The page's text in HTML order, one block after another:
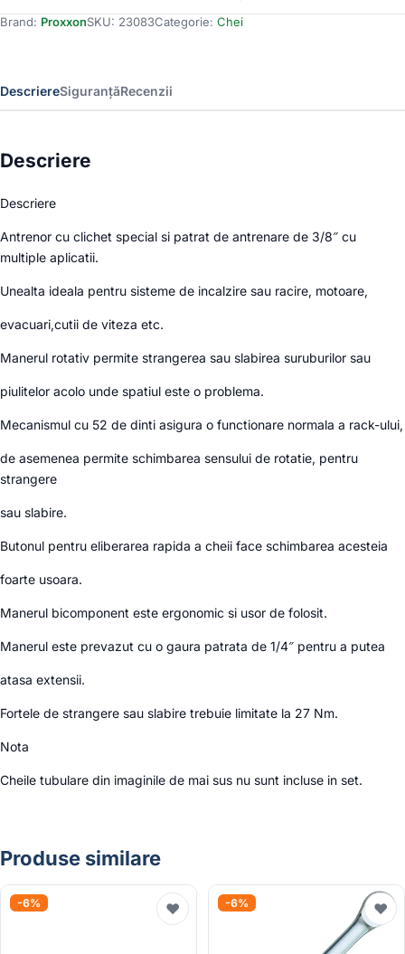
special
Proxxon
23083,
Brand: ProxxonSKU: 23083Categorie: Chei
DescriereSiguranțăRecenzii
Descriere
Descriere
Antrenor cu clichet special si patrat de antrenare de 3/8″ cu
multiple aplicatii.
Unealta ideala pentru sisteme de incalzire sau racire, motoare,
evacuari,cutii de viteza etc.
Manerul rotativ permite strangerea sau slabirea suruburilor sau
piulitelor acolo unde spatiul este o problema.
Mecanismul cu 52 de dinti asigura o functionare normala a rack-ului,
de asemenea permite schimbarea sensului de rotatie, pentru
strangere
sau slabire.
Butonul pentru eliberarea rapida a cheii face schimbarea acesteia
foarte usoara.
Manerul bicomponent este ergonomic si usor de folosit.
Manerul este prevazut cu o gaura patrata de 1/4″ pentru a putea
atasa extensii.
Fortele de strangere sau slabire trebuie limitate la 27 Nm.
Nota
Cheile tubulare din imaginile de mai sus nu sunt incluse in set.
Produse similare
-6% ♥ -6% ♥